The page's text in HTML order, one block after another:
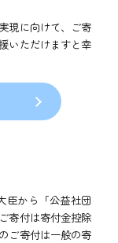
現に向けて、
ご寄
いただけますと幸
臣から「公益社団
寄付は寄付金控除
ご寄付は一般の寄